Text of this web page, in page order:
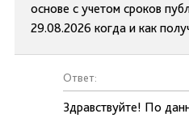
основе с учетом сроков
29.08.2026 когда и как
Ответ:
Здравствуйте! По